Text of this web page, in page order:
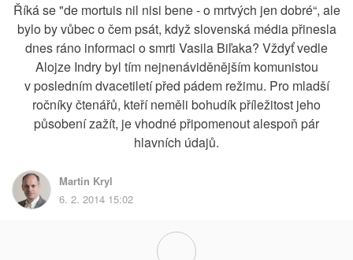
Říká se "de mortuis nil nisi bene - o mrtvých jen dobré“, ale
bylo by vůbec o čem psát, když slovenská média přinesla
dnes ráno informaci o smrti Vasila Biľaka? Vždyť vedle
Alojze Indry byl tím nejnenáviděnějším komunistou
v posledním dvacetiletí před pádem režimu. Pro mladší
ročníky čtenářů, kteří neměli bohudík příležitost jeho
působení zažít, je vhodné připomenout alespoň pár
hlavních údajů.
Martin Kryl
6. 2. 2014 15:02